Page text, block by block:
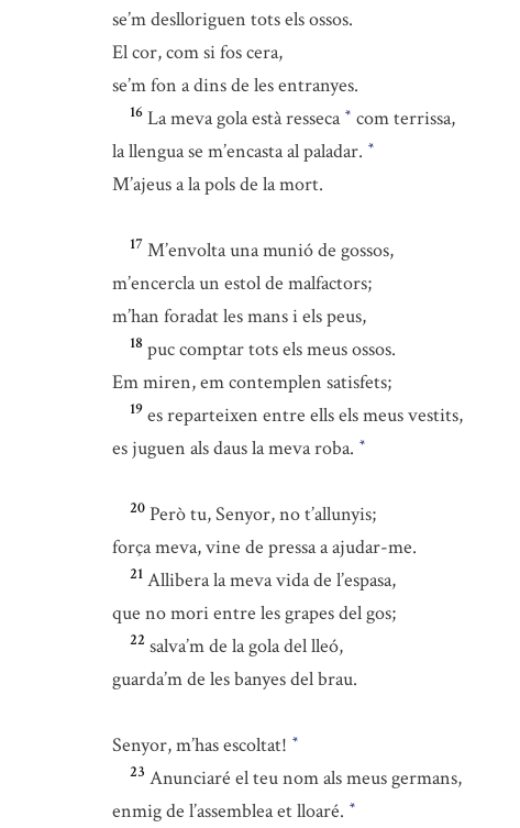
se’m deslloriguen tots els ossos.
El cor, com si fos cera,
se’m fon a dins de les entranyes.
16 La meva gola està resseca * com terrissa,
la llengua se m’encasta al paladar. *
M’ajeus a la pols de la mort.
17 M’envolta una munió de gossos,
m’encercla un estol de malfactors;
m’han foradat les mans i els peus,
18 puc comptar tots els meus ossos.
Em miren, em contemplen satisfets;
19 es reparteixen entre ells els meus vestits,
es juguen als daus la meva roba. *
20 Però tu, Senyor, no t’allunyis;
força meva, vine de pressa a ajudar-me.
21 Allibera la meva vida de l’espasa,
que no mori entre les grapes del gos;
22 salva’m de la gola del lleó,
guarda’m de les banyes del brau.
Senyor, m’has escoltat! *
23 Anunciaré el teu nom als meus germans,
enmig de l’assemblea et lloaré. *